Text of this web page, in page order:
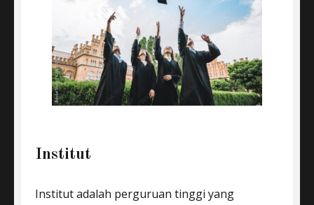
Institut
Institut adalah perguruan tinggi yang